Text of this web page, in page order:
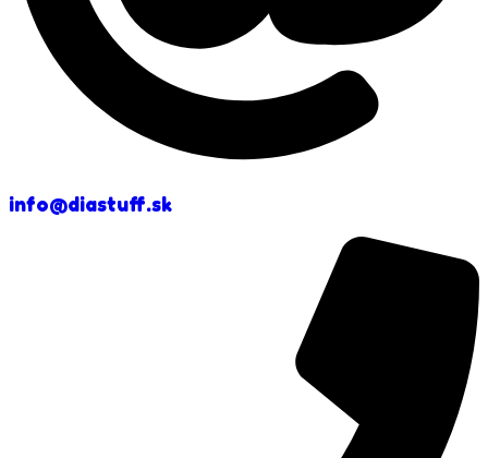
info@diastuff.sk